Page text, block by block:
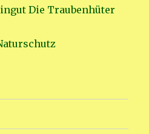
Die Traubenhüter